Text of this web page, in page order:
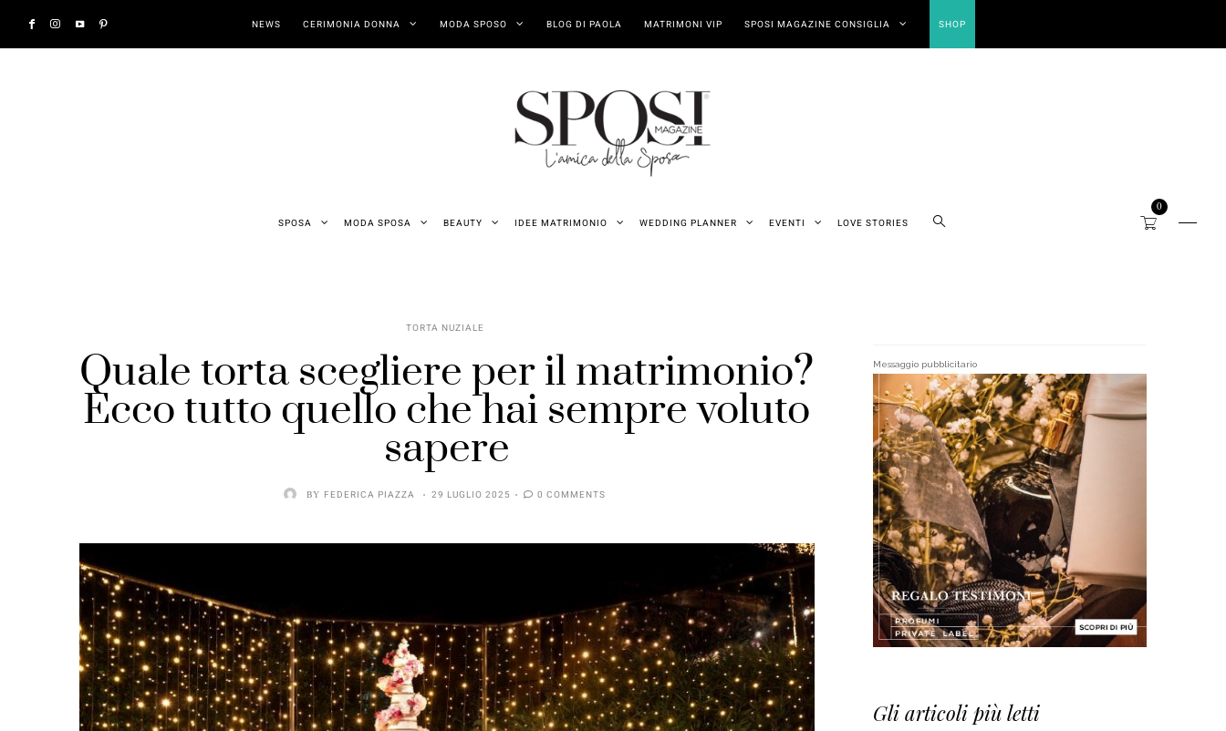
NEWS CERIMONIA DONNA MODA SPOSO BLOG DI PAOLA MATRIMONI VIP SPOSI MAGAZINE CONSIGLIA SHOP
SPOSA MODA SPOSA BEAUTY IDEE MATRIMONIO WEDDING PLANNER EVENTI LOVE STORIES
0
TORTA NUZIALE
Quale torta scegliere per il matrimonio?
Ecco tutto quello che hai sempre voluto
sapere
BY FEDERICA PIAZZA 29 LUGLIO 2025 0 COMMENTS
Messaggio pubblicitario
Gli articoli più letti